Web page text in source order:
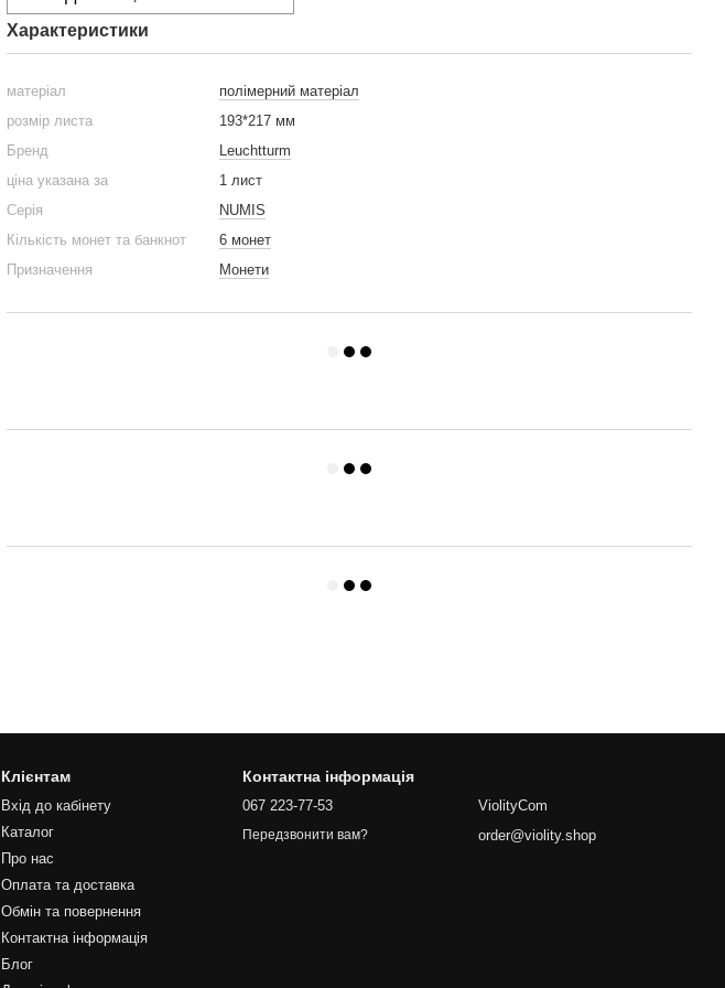
Характеристики
матеріал
полімерний матеріал
розмір листа
193*217 мм
Бренд
Leuchtturm
ціна указана за
1 лист
Серія
NUMIS
Кількість монет та банкнот
6 монет
Призначення
Монети
Клієнтам
Вхід до кабінету
Каталог
Про нас
Оплата та доставка
Обмін та повернення
Контактна інформація
Блог
Контактна інформація
067 223-77-53
Передзвонити вам?
ViolityCom
order@violity.shop